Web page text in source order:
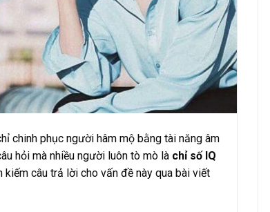
chinh phục người hâm mộ bằng tài năng âm
hỏi mà nhiều người luôn tò mò là chỉ số IQ
kiếm câu trả lời cho vấn đề này qua bài viết